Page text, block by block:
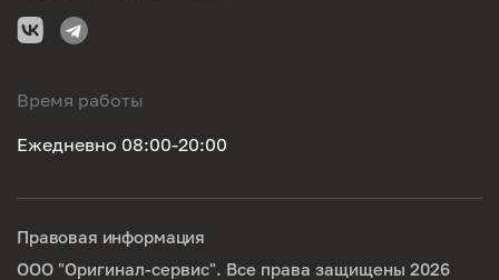
Время работы
Ежедневно 08:00-20:00
ООО "Оригинал-сервис". Все права защищены 2026
Правовая информация